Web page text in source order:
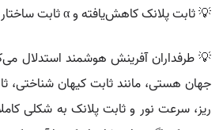
💡 ثابت پلانک کاهش‌یافته و α ثابت ساختار ریز است.
💡 طرفداران آفرینش هوشمند استدلال
جهان هستی، مانند ثابت کیهان شناختی،
ریز، سرعت نور و ثابت پلانک به شکلی